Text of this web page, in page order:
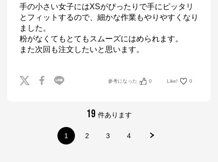
手の小さい女子にはXSがぴったりで手にピッタリ
とフィットするので、細かな作業もやりやすくなり
ました。
粉がなくてもとてもスムーズにはめられます。
また次回も注文したいと思います。
参考になった 0 Like! 0
19 件あります
1 2 3 4